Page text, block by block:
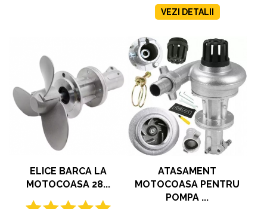
VEZI DETALII
ELICE BARCA LA
MOTOCOASA 28...
ATASAMENT
MOTOCOASA PENTRU
POMPA ...